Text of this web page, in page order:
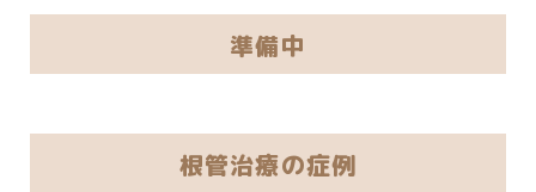
準備中
根管治療の症例